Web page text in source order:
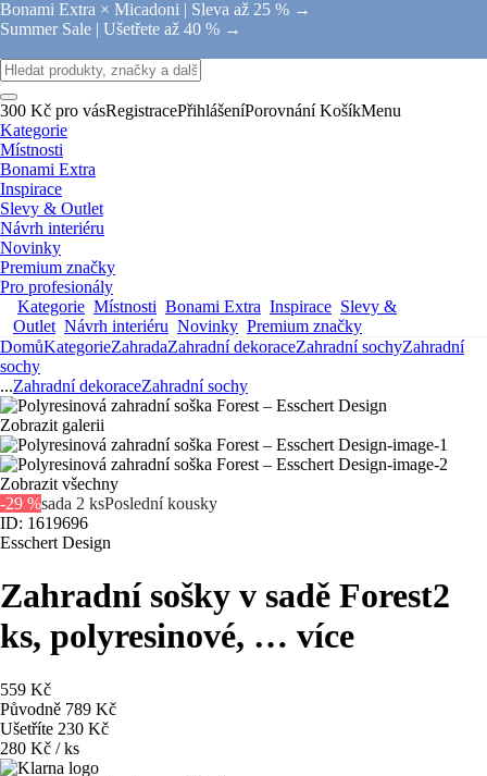
Bonami Extra × Micadoni | Sleva až 25 % →
Summer Sale | Ušetřete až 40 % →
300 Kč pro vásRegistracePřihlášeníPorovnání KošíkMenu
Kategorie
Místnosti
Bonami Extra
Inspirace
Slevy & Outlet
Návrh interiéru
Novinky
Premium značky
Pro profesionály
Kategorie Místnosti Bonami Extra Inspirace Slevy &
Outlet Návrh interiéru Novinky Premium značky
DomůKategorieZahradaZahradní dekoraceZahradní sochyZahradní
sochy
...Zahradní dekoraceZahradní sochy
Zobrazit galerii
Zobrazit všechny
-29 %sada 2 ksPoslední kousky
ID: 1619696
Esschert Design
Zahradní sošky v sadě Forest2
ks, polyresinové, … více
559 Kč
Původně 789 Kč
Ušetříte 230 Kč
280 Kč / ks